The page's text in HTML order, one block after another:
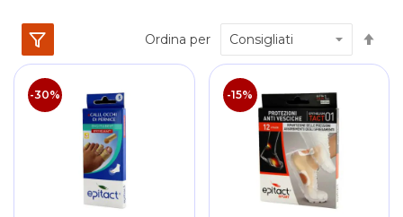
Ordina per
-30% -15%